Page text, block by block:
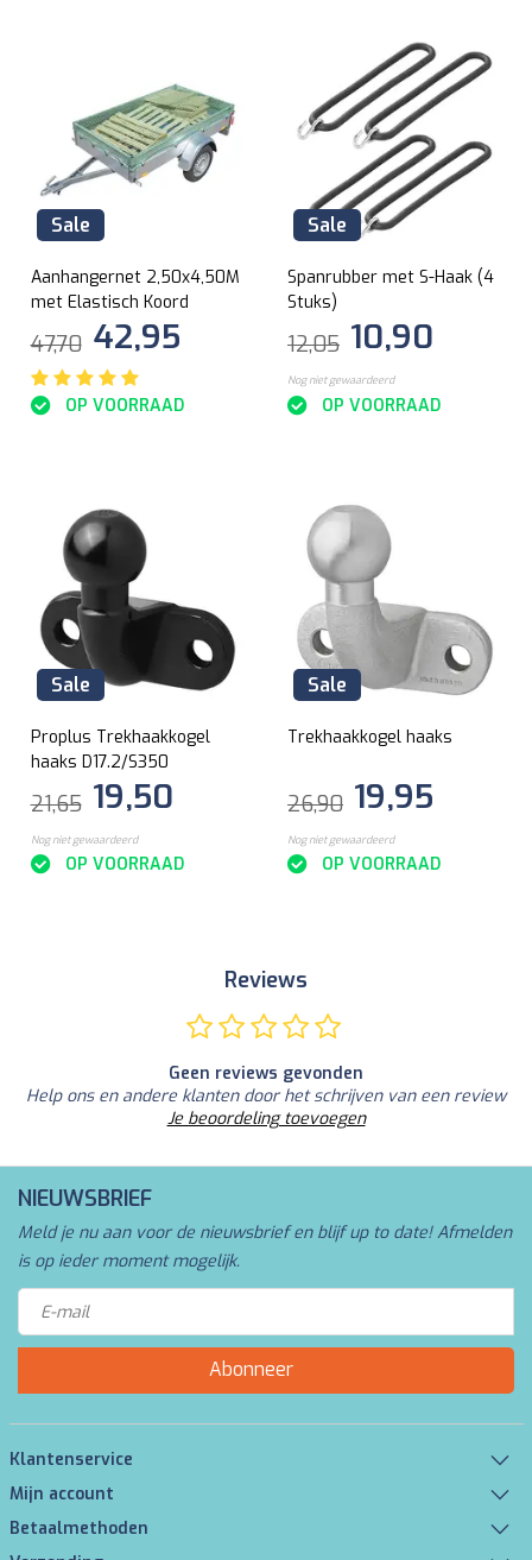
Sale
Aanhangernet 2,50x4,50M
met Elastisch Koord
47,70 42,95
OP VOORRAAD
Sale
Spanrubber met S-Haak (4
Stuks)
12,05 10,90
Nog niet gewaardeerd
OP VOORRAAD
Sale
Proplus Trekhaakkogel
haaks D17.2/S350
21,65 19,50
Nog niet gewaardeerd
OP VOORRAAD
Sale
Trekhaakkogel haaks
26,90 19,95
Nog niet gewaardeerd
OP VOORRAAD
Reviews
Geen reviews gevonden
Help ons en andere klanten door het schrijven van een review
Je beoordeling toevoegen
NIEUWSBRIEF
Meld je nu aan voor de nieuwsbrief en blijf up to date! Afmelden
is op ieder moment mogelijk.
Abonneer
Klantenservice
Mijn account
Betaalmethoden